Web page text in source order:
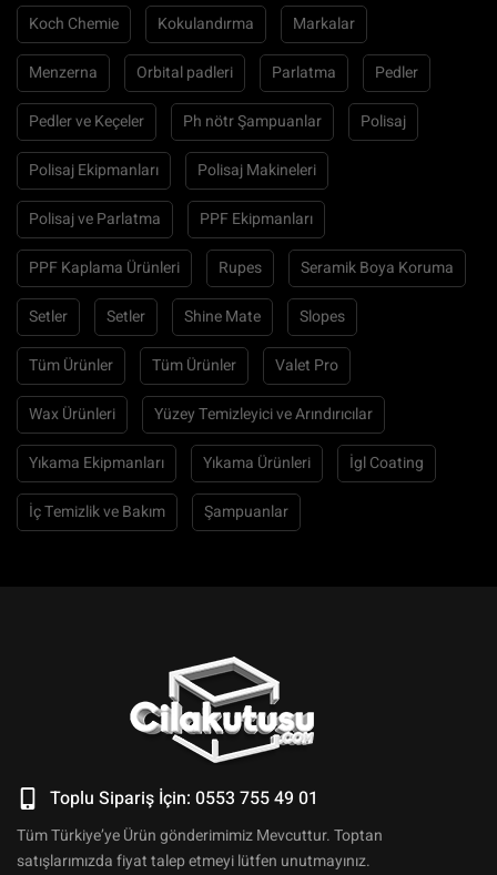
Koch Chemie Kokulandırma Markalar
Menzerna Orbital padleri Parlatma Pedler
Pedler ve Keçeler Ph nötr Şampuanlar Polisaj
Polisaj Ekipmanları Polisaj Makineleri
Polisaj ve Parlatma PPF Ekipmanları
PPF Kaplama Ürünleri Rupes Seramik Boya Koruma
Setler Setler Shine Mate Slopes
Tüm Ürünler Tüm Ürünler Valet Pro
Wax Ürünleri Yüzey Temizleyici ve Arındırıcılar
Yıkama Ekipmanları Yıkama Ürünleri İgl Coating
İç Temizlik ve Bakım Şampuanlar
Toplu Sipariş İçin: 0553 755 49 01
Tüm Türkiye’ye Ürün gönderimimiz Mevcuttur. Toptan
satışlarımızda fiyat talep etmeyi lütfen unutmayınız.